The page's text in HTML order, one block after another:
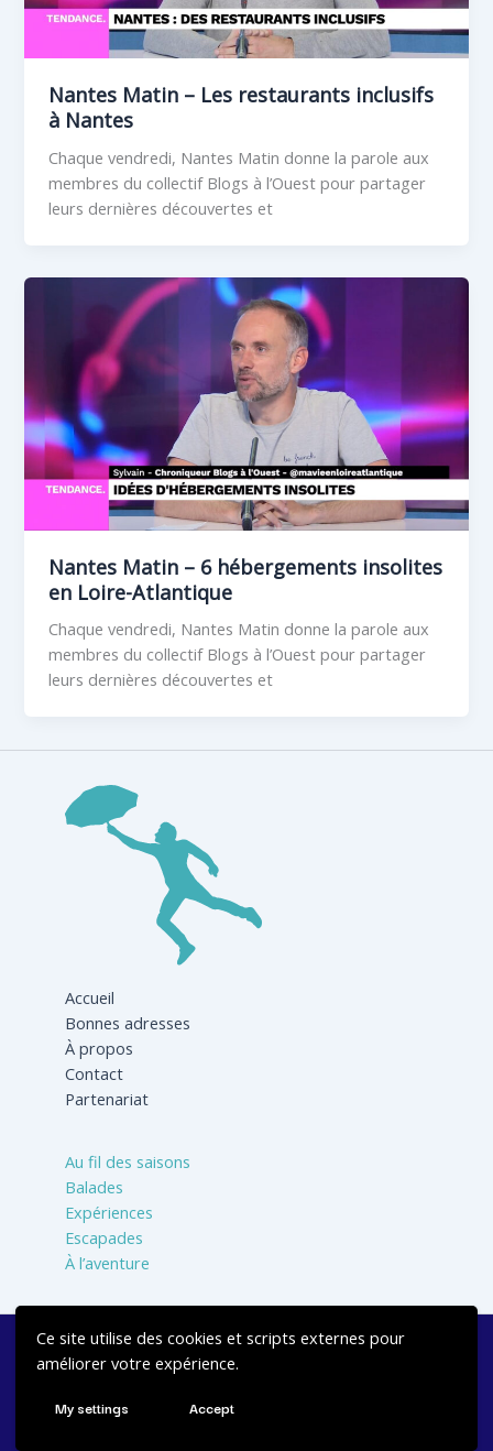
Ce site utilise des cookies et scripts externes pour
améliorer votre expérience.
My settings Accept
Nantes Matin – Les restaurants inclusifs
à Nantes
Chaque vendredi, Nantes Matin donne la parole aux
membres du collectif Blogs à l’Ouest pour partager
leurs dernières découvertes et
Nantes Matin – 6 hébergements insolites
en Loire-Atlantique
Chaque vendredi, Nantes Matin donne la parole aux
membres du collectif Blogs à l’Ouest pour partager
leurs dernières découvertes et
Accueil
Bonnes adresses
À propos
Contact
Partenariat
Au fil des saisons
Balades
Expériences
Escapades
À l’aventure
Réalisé avec 💙 par Jbcrea Studio Mentions légales
Politique de confidentialité